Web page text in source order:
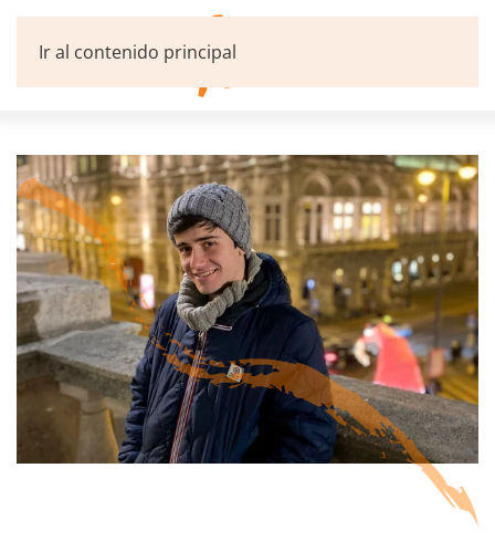
Ir al contenido principal